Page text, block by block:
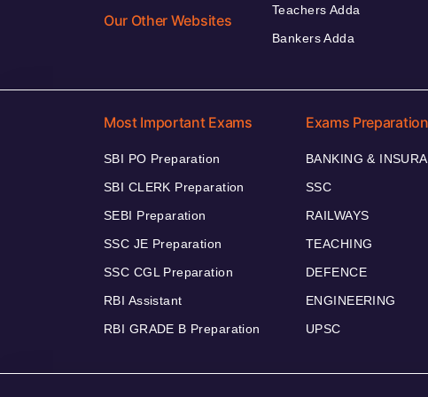
Our Other Websites
Teachers Adda
Bankers Adda
Most Important Exams
SBI PO Preparation
SBI CLERK Preparation
SEBI Preparation
SSC JE Preparation
SSC CGL Preparation
RBI Assistant
RBI GRADE B Preparation
Exams Preparation
BANKING &
SSC
RAILWAYS
TEACHING
DEFENCE
ENGINEERING
UPSC